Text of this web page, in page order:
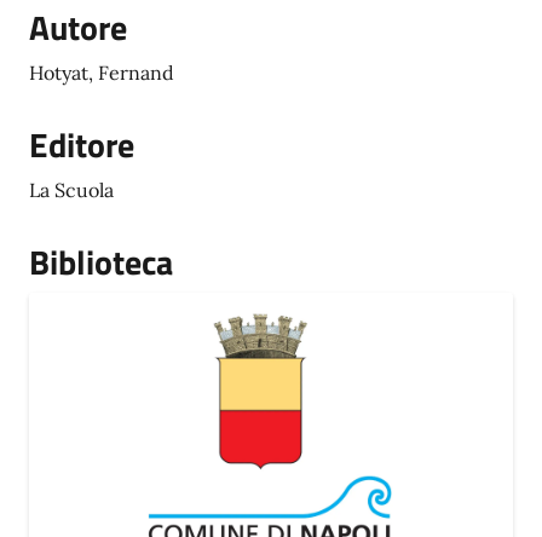
Autore
Hotyat, Fernand
Editore
La Scuola
Biblioteca